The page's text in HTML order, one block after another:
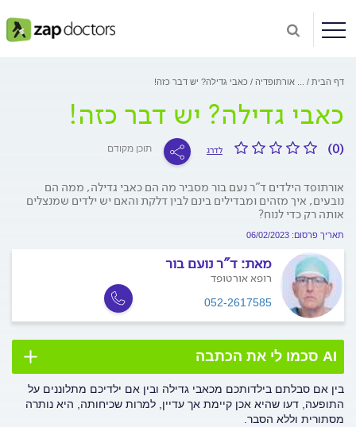
דף הבית אורתופדיה כאבי גדילה? יש דבר כזה!
כאבי גדילה? יש דבר כזה!
(0) לדרג תוכן מקודם
אורתופד הילדים ד"ר נעם בור מסביר מה הם כאבי גדילה, ממה הם
נובעים, איך מזהים ומבדילים בינם לבין דלקת והאם יש ילדים שמנצלים
אותה רק כדי לנוח?
תאריך פרסום: 06/02/2023
מאת: ד"ר נועם בור
רופא אורטופד
052-2617585
AI סכמו לי את הכתבה
בין אם סבלתם בילדותכם מכאבי גדילה ובין אם ילדיכם מתלוננים על
התופעה, דעו שהיא אכן קיימת אך עדיין, למרות שכיחותה, היא נותרה
מסתורית וללא הסבר.